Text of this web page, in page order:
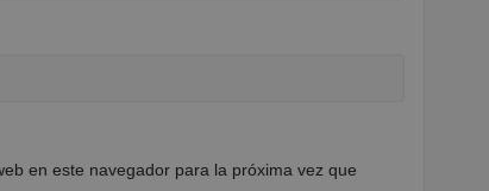
en este navegador para la próxima vez que